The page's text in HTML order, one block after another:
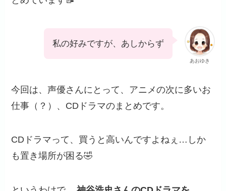
あおゆき
私の好みですが、あしからず
今回は、声優さんにとって、アニメの次に多いお
仕事（？）、CDドラマのまとめです。
CDドラマって、買うと高いんですよねぇ…しか
も置き場所が困る🤣